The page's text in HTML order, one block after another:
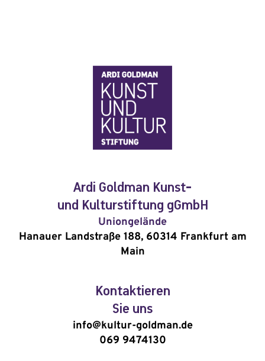
Ardi Goldman Kunst-
und Kulturstiftung gGmbH
Uniongelände
Hanauer Landstraße 188, 60314 Frankfurt am
Main
Kontaktieren
Sie uns
info@kultur-goldman.de
069 9474130